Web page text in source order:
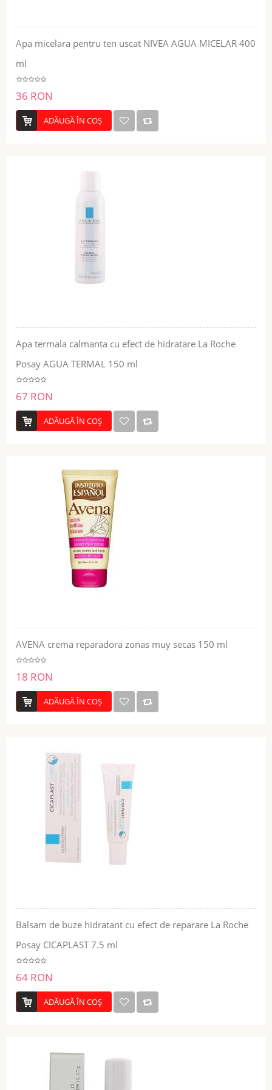
Apa micelara pentru ten uscat NIVEA AGUA MICELAR 400
ml
36 RON
ADĂUGĂ ÎN COŞ
Apa termala calmanta cu efect de hidratare La Roche
Posay AGUA TERMAL 150 ml
67 RON
ADĂUGĂ ÎN COŞ
AVENA crema reparadora zonas muy secas 150 ml
18 RON
ADĂUGĂ ÎN COŞ
Balsam de buze hidratant cu efect de reparare La Roche
Posay CICAPLAST 7.5 ml
64 RON
ADĂUGĂ ÎN COŞ